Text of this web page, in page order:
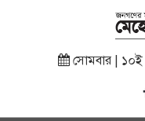
সোমবার | ১০ই